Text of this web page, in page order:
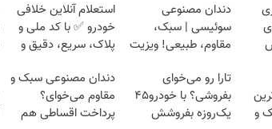
دندان مصنوعی
سوئیسی | سبک،
مقاوم، طبیعی! ویزیت
اقساطی😍
استعلام آنلاین خلافی
خودرو ✅ با کد ملی و
پلاک، سریع، دقیق و
و
تارا رو می‌خوای
بفروشی؟ با خودرو۴۵
یک‌روزه بفروشش
دندان مصنوعی سبک و
مقاوم می‌خوای؟
پرداخت اقساطی هم